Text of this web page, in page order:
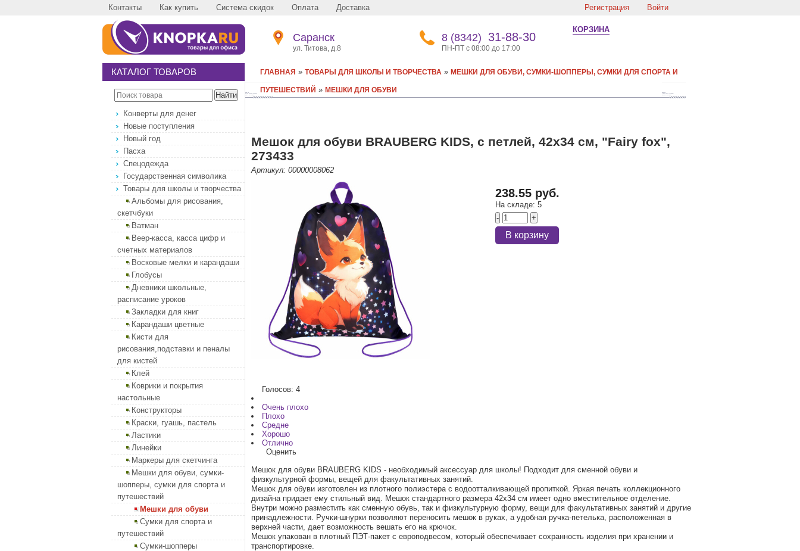
Контакты Как купить Система скидок Оплата Доставка Регистрация Войти
Саранск
ул. Титова, д.8
8 (8342) 31-88-30
ПН-ПТ с 08:00 до 17:00
КОРЗИНА
КАТАЛОГ ТОВАРОВ
Конверты для денег
Новые поступления
Новый год
Пасха
Спецодежда
Государственная символика
Товары для школы и творчества
Альбомы для рисования,
скетчбуки
Ватман
Веер-касса, касса цифр и
счетных материалов
Восковые мелки и карандаши
Глобусы
Дневники школьные,
расписание уроков
Закладки для книг
Карандаши цветные
Кисти для
рисования,подставки и пеналы
для кистей
Клей
Коврики и покрытия
настольные
Конструкторы
Краски, гуашь, пастель
Ластики
Линейки
Маркеры для скетчинга
Мешки для обуви, сумки-
шопперы, сумки для спорта и
путешествий
Мешки для обуви
Сумки для спорта и
путешествий
Сумки-шопперы
ГЛАВНАЯ » ТОВАРЫ ДЛЯ ШКОЛЫ И ТВОРЧЕСТВА » МЕШКИ ДЛЯ ОБУВИ, СУМКИ-ШОППЕРЫ, СУМКИ ДЛЯ СПОРТА И
ПУТЕШЕСТВИЙ » МЕШКИ ДЛЯ ОБУВИ
Мешок для обуви BRAUBERG KIDS, с петлей, 42х34 см, "Fairy fox",
273433
Артикул: 00000008062
238.55 руб.
На складе: 5
-
+
В корзину
Голосов: 4
Очень плохо
Плохо
Средне
Хорошо
Отлично
Оценить
Мешок для обуви BRAUBERG KIDS - необходимый аксессуар для школы! Подходит для сменной обуви и
физкультурной формы, вещей для факультативных занятий.
Мешок для обуви изготовлен из плотного полиэстера с водоотталкивающей пропиткой. Яркая печать коллекционного
дизайна придает ему стильный вид. Мешок стандартного размера 42х34 см имеет одно вместительное отделение.
Внутри можно разместить как сменную обувь, так и физкультурную форму, вещи для факультативных занятий и другие
принадлежности. Ручки-шнурки позволяют переносить мешок в руках, а удобная ручка-петелька, расположенная в
верхней части, дает возможность вешать его на крючок.
Мешок упакован в плотный ПЭТ-пакет с европодвесом, который обеспечивает сохранность изделия при хранении и
транспортировке.